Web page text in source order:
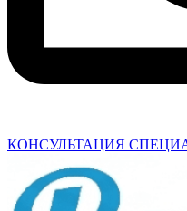
КОНСУЛЬТАЦИЯ